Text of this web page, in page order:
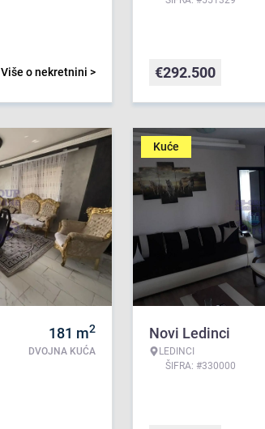
Više o nekretnini > €292.500
181 m2
DVOJNA KUĆA
Kuće
Novi Ledinci
LEDINCI
ŠIFRA: #330000